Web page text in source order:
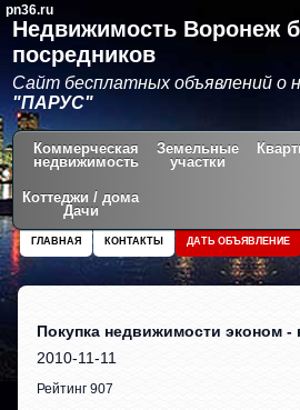
pn36.ru
Недвижимость Воронеж
посредников
Сайт бесплатных объявлений о
"ПАРУС"
Коммерческая
недвижимость
Земельные
участки
Коттеджи / дома
Дачи
ДАТЬ ОБЪЯВЛЕНИЕ
КОНТАКТЫ
ГЛАВНАЯ
Покупка недвижимости эконом -
2010-11-11
Рейтинг 907